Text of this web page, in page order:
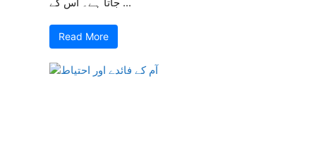
Read More